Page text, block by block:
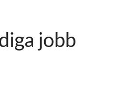
jobb